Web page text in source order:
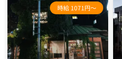
時給 1071円～